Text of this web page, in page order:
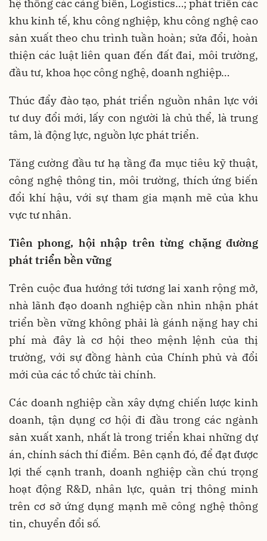
hệ thống các cảng biển, Logistics…; phát triển các
khu kinh tế, khu công nghiệp, khu công nghệ cao
sản xuất theo chu trình tuần hoàn; sửa đổi, hoàn
thiện các luật liên quan đến đất đai, môi trường,
đầu tư, khoa học công nghệ, doanh nghiệp…
Thúc đẩy đào tạo, phát triển nguồn nhân lực với
tư duy đổi mới, lấy con người là chủ thể, là trung
tâm, là động lực, nguồn lực phát triển.
Tăng cường đầu tư hạ tầng đa mục tiêu kỹ thuật,
công nghệ thông tin, môi trường, thích ứng biến
đổi khí hậu, với sự tham gia mạnh mẽ của khu
vực tư nhân.
Tiên phong, hội nhập trên từng chặng đường
phát triển bền vững
Trên cuộc đua hướng tới tương lai xanh rộng mở,
nhà lãnh đạo doanh nghiệp cần nhìn nhận phát
triển bền vững không phải là gánh nặng hay chi
phí mà đây là cơ hội theo mệnh lệnh của thị
trường, với sự đồng hành của Chính phủ và đổi
mới của các tổ chức tài chính.
Các doanh nghiệp cần xây dựng chiến lược kinh
doanh, tận dụng cơ hội đi đầu trong các ngành
sản xuất xanh, nhất là trong triển khai những dự
án, chính sách thí điểm. Bên cạnh đó, để đạt được
lợi thế cạnh tranh, doanh nghiệp cần chú trọng
hoạt động R&D, nhân lực, quản trị thông minh
trên cơ sở ứng dụng mạnh mẽ công nghệ thông
tin, chuyển đổi số.